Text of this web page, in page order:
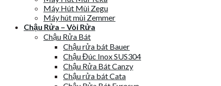
Máy Hút Mùi Zegu
Máy hút mùi Zemmer
Chậu Rửa – Vòi Rửa
Chậu Rửa Bát
Chậu rửa bát Bauer
Chậu Đúc Inox SUS304
Chậu Rửa Bát Canzy
Chậu rửa bát Cata